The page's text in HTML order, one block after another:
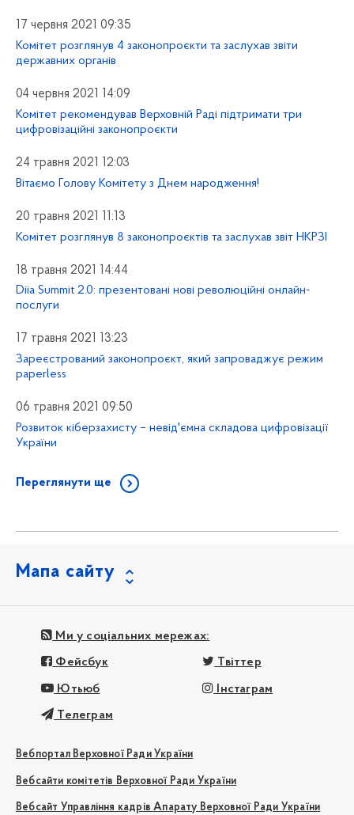
17 червня 2021 09:35
Комітет розглянув 4 законопроєкти та заслухав звіти
державних органів
04 червня 2021 14:09
Комітет рекомендував Верховній Раді підтримати три
цифровізаційні законопроєкти
24 травня 2021 12:03
Вітаємо Голову Комітету з Днем народження!
20 травня 2021 11:13
Комітет розглянув 8 законопроєктів та заслухав звіт НКРЗІ
18 травня 2021 14:44
Diia Summit 2.0: презентовані нові революційні онлайн-
послуги
17 травня 2021 13:23
Зареєстрований законопроєкт, який запроваджує режим
paperless
06 травня 2021 09:50
Розвиток кіберзахисту – невід'ємна складова цифровізації
України
Переглянути ще
Мапа сайту
Ми у соціальних мережах:
Фейсбук Твіттер
Ютьюб Інстаграм
Телеграм
Вебпортал Верховної Ради України
Вебсайти комітетів Верховної Ради України
Вебсайт Управління кадрів Апарату Верховної Ради України